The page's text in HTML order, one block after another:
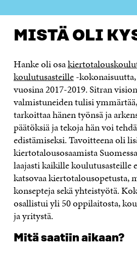
MISTÄ OLI
Hanke oli osa
koulutusasteille-
vuosina 2017-2019. Sitran
valmistuneiden tulisi
tarkoittaa hänen työnsä ja
päätöksiä ja tekoja hän voi
edistämiseksi. Tavoitteena oli
kiertotalousosaamista
laajasti kaikille koulutusasteille
katsovaa kiertotalousopetusta,
konsepteja sekä yhteistyötä.
osallistui yli 50 oppilaitosta,
ja yritystä.
Mitä saatiin aikaan?